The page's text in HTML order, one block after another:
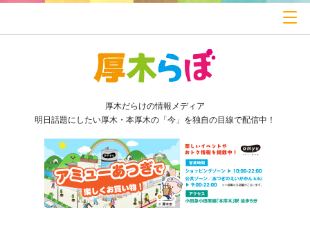
厚木だらけの情報メディア
明日話題にしたい厚木・本厚木の「今」を独自の目線で配信中！